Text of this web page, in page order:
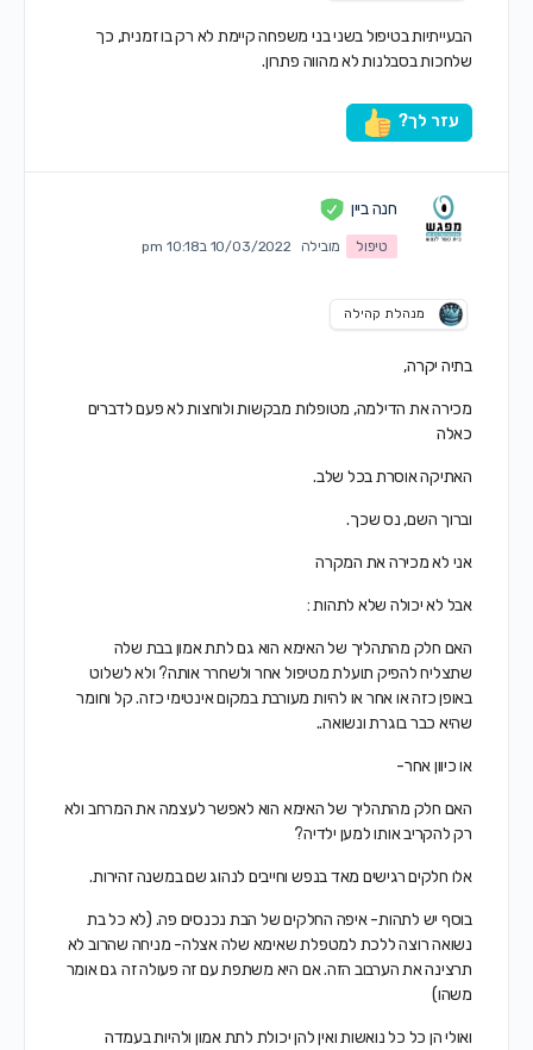
הבעייתיות בטיפול בשני בני משפחה קיימת לא רק בו זמנית, כך
שלחכות בסבלנות לא מהווה פתרון.
עזר לך?
חנה ביין
טיפול מובילה 10/03/2022 ב10:18 pm
מנהלת קהילה
בתיה יקרה,
מכירה את הדילמה, מטופלות מבקשות ולוחצות לא פעם לדברים
כאלה
האתיקה אוסרת בכל שלב.
וברוך השם, נס שכך.
אני לא מכירה את המקרה
אבל לא יכולה שלא לתהות :
האם חלק מהתהליך של האימא הוא גם לתת אמון בבת שלה
שתצליח להפיק תועלת מטיפול אחר ולשחרר אותה? ולא לשלוט
באופן כזה או אחר או להיות מעורבת במקום אינטימי כזה. קל וחומר
שהיא כבר בוגרת ונשואה..
או כיוון אחר-
האם חלק מהתהליך של האימא הוא לאפשר לעצמה את המרחב ולא
רק להקריב אותו למען ילדיה?
אלו חלקים רגישים מאד בנפש וחייבים לנהוג שם במשנה זהירות.
בוסף יש לתהות- איפה החלקים של הבת נכנסים פה. (לא כל בת
נשואה רוצה ללכת למטפלת שאימא שלה אצלה- מניחה שהרוב לא
תרצינה את הערבוב הזה. אם היא משתפת עם זה פעולה זה גם אומר
משהו)
ואולי הן כל כל נואשות ואין להן יכולת לתת אמון ולהיות בעמדה